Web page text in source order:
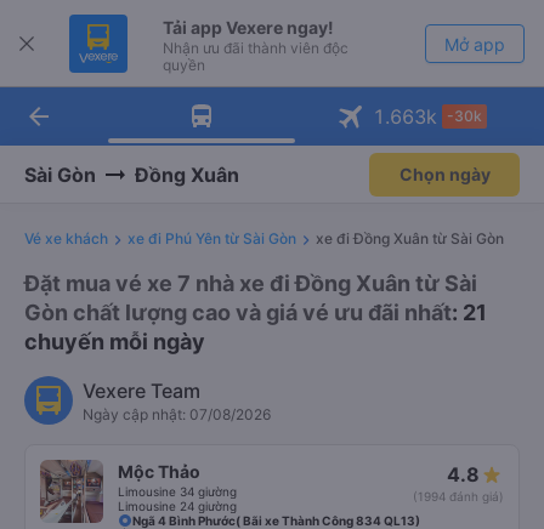
Tải app Vexere ngay!
Nhận ưu đãi thành viên độc
quyền
Mở app
Tải app Vexere
-30k/ghế khi đặt vé máy bay qua
Mở app
arrow_back 1.663k -30k
Sài Gòn Đồng Xuân Chọn ngày
Vé xe khách xe đi Phú Yên từ Sài Gòn xe đi Đồng Xuân từ Sài Gòn
Đặt mua vé xe 7 nhà xe đi Đồng Xuân từ Sài
Gòn chất lượng cao và giá vé ưu đãi nhất: 21
chuyến mỗi ngày
Vexere Team
Ngày cập nhật: 07/08/2026
Mộc Thảo
Limousine 34 giường
Limousine 24 giường
4.8
(1994 đánh giá)
Ngã 4 Bình Phước( Bãi xe Thành Công 834 QL13)